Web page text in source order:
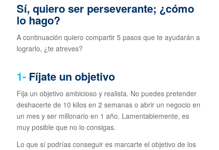
Sí, quiero ser perseverante; ¿cómo
lo hago?
A continuación quiero compartir 5 pasos que te ayudarán a
lograrlo, ¿te atreves?
1- Fíjate un objetivo
Fija un objetivo ambicioso y realista. No puedes pretender
deshacerte de 10 kilos en 2 semanas o abrir un negocio en
un mes y ser millonario en 1 año. Lamentablemente, es
muy posible que no lo consigas.
Lo que sí podrías conseguir es marcarte el objetivo de los